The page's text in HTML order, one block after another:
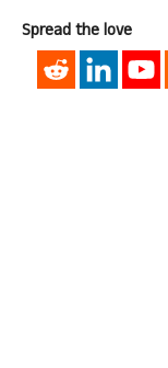
Spread the love